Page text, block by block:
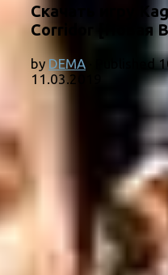
Скачать игру
Corridor [Новая
by DEMA · Published
11.03.2019